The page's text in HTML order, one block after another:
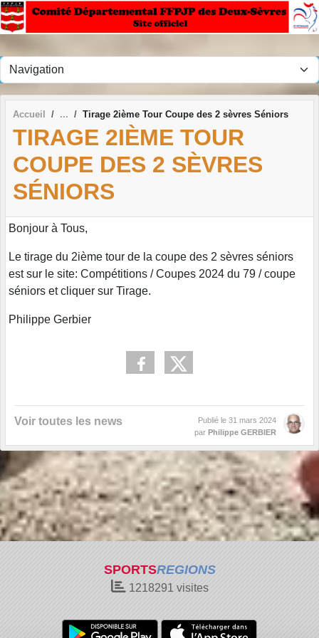
Accueil Tirage 2ième Tour Coupe des 2 sèvres Séniors
TIRAGE 2IÈME TOUR
COUPE DES 2 SÈVRES
SÉNIORS
Bonjour à Tous,
Le tirage du 2ième tour de la coupe des 2 sèvres séniors
est sur le site: Compétitions / Coupes 2024 du 79 / coupe
séniors et cliquer sur Tirage.
Philippe Gerbier
Voir toutes les news Publié le 31 mars 2024
par Philippe GERBIER
SPORTSREGIONS
1218291 visites
Panneau de gestion des cookies